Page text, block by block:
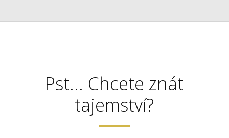
Pst... Chcete znát
tajemství?